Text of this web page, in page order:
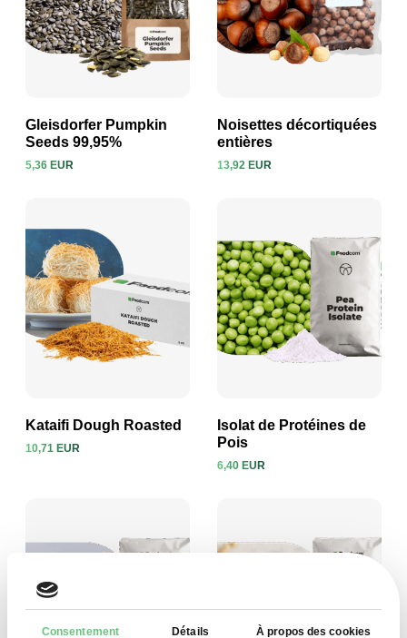
Consentement Détails À propos des cookies
Voir le produit
Gleisdorfer Pumpkin
Seeds 99,95%
5,36 EUR Voir le produit
Noisettes décortiquées
entières
13,92 EUR
Kataifi Dough Roasted
10,71 EUR
Voir le produit
Isolat de Protéines de
Pois
6,40 EUR